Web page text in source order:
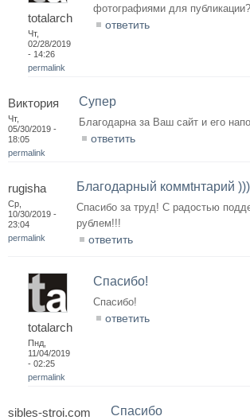
totalarch
Чт,
02/28/2019
- 14:26
permalink
фотографиями для публикации?
ответить
Виктория
Чт,
05/30/2019 -
18:05
permalink
Супер
Благодарна за Ваш сайт и его
ответить
rugisha
Ср,
10/30/2019 -
23:04
permalink
Благодарный коммtнтарий )))
Спасибо за труд! С радостью
рублем!!!
ответить
totalarch
Пнд,
11/04/2019
- 02:25
permalink
Спасибо!
Спасибо!
ответить
sibles-stroi.com Спасибо